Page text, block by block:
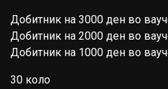
Добитник на 3000 ден во
Добитник на 2000 ден во
Добитник на 1000 ден во
30 коло